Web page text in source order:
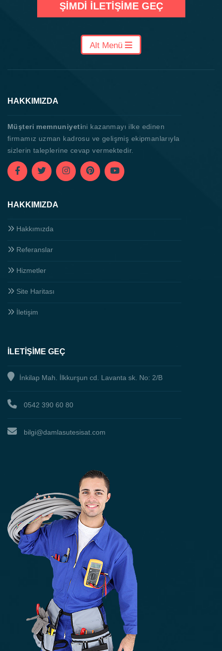
ŞIMDI İLETIŞIME GEÇ
Alt Menü
HAKKIMIZDA
Müşteri memnuniyetini kazanmayı ilke edinen
firmamız uzman kadrosu ve gelişmiş ekipmanlarıyla
sizlerin taleplerine cevap vermektedir.
HAKKIMIZDA
Hakkımızda
Referanslar
Hizmetler
Site Haritası
İletişim
İLETIŞIME GEÇ
İnkilap Mah. İlkkurşun cd. Lavanta sk. No: 2/B
0542 390 60 80
bilgi@damlasutesisat.com